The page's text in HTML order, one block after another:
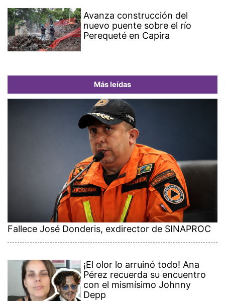
Avanza construcción del
nuevo puente sobre el río
Perequeté en Capira
Más leídas
Fallece José Donderis, exdirector de SINAPROC
¡El olor lo arruinó todo! Ana
Pérez recuerda su encuentro
con el mismísimo Johnny
Depp